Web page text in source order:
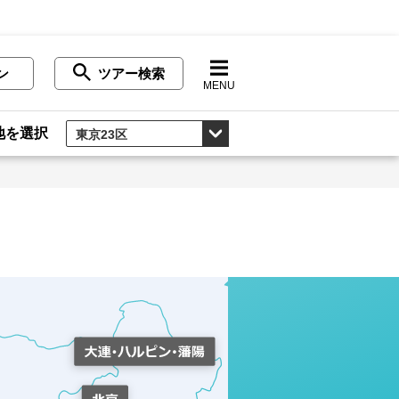
ツアー検索
MENU
を選択